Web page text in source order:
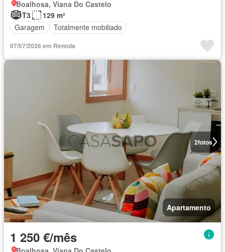
Boalhosa, Viana Do Castelo
T3
129 m²
Garagem
Totalmente mobiliado
07/07/2026 em Rentola
2fotos
Apartamento
1 250 €/mês